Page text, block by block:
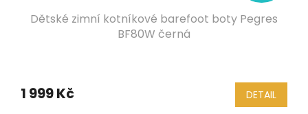
Dětské zimní kotníkové barefoot boty Pegres
BF80W černá
1 999 Kč DETAIL